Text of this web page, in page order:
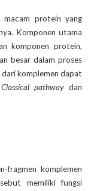
protein yang
Komponen utama
komponen protein,
besar dalam proses
komplemen dapat
Classical pathway dan
fragmen komplemen
memiliki fungsi